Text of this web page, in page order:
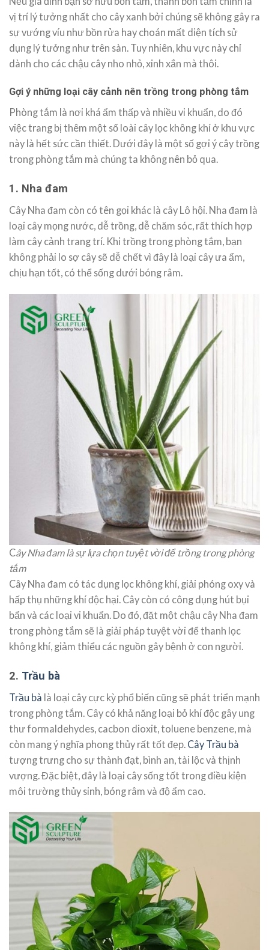
vị trí lý tưởng nhất cho cây xanh bởi chúng sẽ không gây ra
sự vướng víu như bồn rửa hay choán mất diện tích sử
dụng lý tưởng như trên sàn. Tuy nhiên, khu vực này chỉ
dành cho các chậu cây nho nhỏ, xinh xắn mà thôi.
Gợi ý những loại cây cảnh nên trồng trong phòng tắm
Phòng tắm là nơi khá ẩm thấp và nhiều vi khuẩn, do đó
việc trang bị thêm một số loài cây lọc không khí ở khu vực
này là hết sức cần thiết. Dưới đây là một số gợi ý cây trồng
trong phòng tắm mà chúng ta không nên bỏ qua.
1. Nha đam
Cây Nha đam còn có tên gọi khác là cây Lô hội. Nha đam là
loại cây mọng nước, dễ trồng, dễ chăm sóc, rất thích hợp
làm cây cảnh trang trí. Khi trồng trong phòng tắm, bạn
không phải lo sợ cây sẽ dễ chết vì đây là loại cây ưa ẩm,
chịu hạn tốt, có thể sống dưới bóng râm.
Cây Nha đam là sự lựa chọn tuyệt vời để trồng trong phòng
tắm
Cây Nha đam có tác dụng lọc không khí, giải phóng oxy và
hấp thụ những khí độc hại. Cây còn có công dụng hút bụi
bẩn và các loại vi khuẩn. Do đó, đặt một chậu cây Nha đam
trong phòng tắm sẽ là giải pháp tuyệt vời để thanh lọc
không khí, giảm thiểu các nguồn gây bệnh ở con người.
2. Trầu bà
Trầu bà là loại cây cực kỳ phổ biến cũng sẽ phát triển mạnh
trong phòng tắm. Cây có khả năng loại bỏ khí độc gây ung
thư formaldehydes, cacbon dioxit, toluene benzene, mà
còn mang ý nghĩa phong thủy rất tốt đẹp. Cây Trầu bà
tượng trưng cho sự thành đạt, bình an, tài lộc và thịnh
vượng. Đặc biệt, đây là loại cây sống tốt trong điều kiện
môi trường thủy sinh, bóng râm và độ ẩm cao.